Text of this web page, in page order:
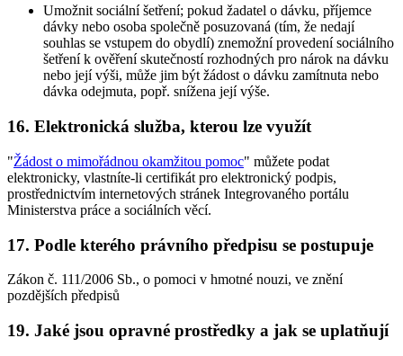
Umožnit sociální šetření; pokud žadatel o dávku, příjemce
dávky nebo osoba společně posuzovaná (tím, že nedají
souhlas se vstupem do obydlí) znemožní provedení sociálního
šetření k ověření skutečností rozhodných pro nárok na dávku
nebo její výši, může jim být žádost o dávku zamítnuta nebo
dávka odejmuta, popř. snížena její výše.
16. Elektronická služba, kterou lze využít
"Žádost o mimořádnou okamžitou pomoc" můžete podat
elektronicky, vlastníte-li certifikát pro elektronický podpis,
prostřednictvím internetových stránek Integrovaného portálu
Ministerstva práce a sociálních věcí.
17. Podle kterého právního předpisu se postupuje
Zákon č. 111/2006 Sb., o pomoci v hmotné nouzi, ve znění
pozdějších předpisů
19. Jaké jsou opravné prostředky a jak se uplatňují